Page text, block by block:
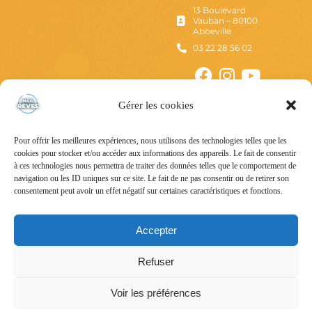
Gérer les cookies
Pour offrir les meilleures expériences, nous utilisons des technologies telles que les
cookies pour stocker et/ou accéder aux informations des appareils. Le fait de consentir
à ces technologies nous permettra de traiter des données telles que le comportement de
navigation ou les ID uniques sur ce site. Le fait de ne pas consentir ou de retirer son
consentement peut avoir un effet négatif sur certaines caractéristiques et fonctions.
Accepter
Refuser
Voir les préférences
13 Boulevard
Vauban – 80100
Abbeville
03 22 28 56 02
Mentions Légales Politique de confidentialité
Conditions Générales d’Utilisation
Tous droits réservés – © Maxi Rêves – 2024 – Un site